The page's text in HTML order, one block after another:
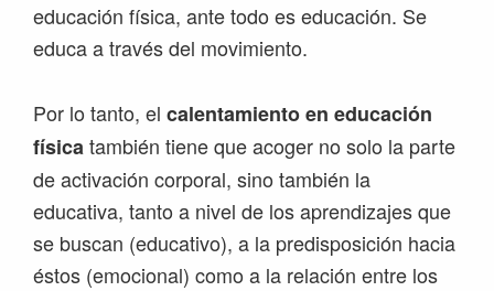
educación física, ante todo es educación. Se
educa a través del movimiento.
Por lo tanto, el calentamiento en educación
físicatambién tiene que acoger no solo la parte
de activación corporal, sino también la
educativa, tanto a nivel de los aprendizajes que
se buscan (educativo), a la predisposición hacia
éstos (emocional) como a la relación entre los